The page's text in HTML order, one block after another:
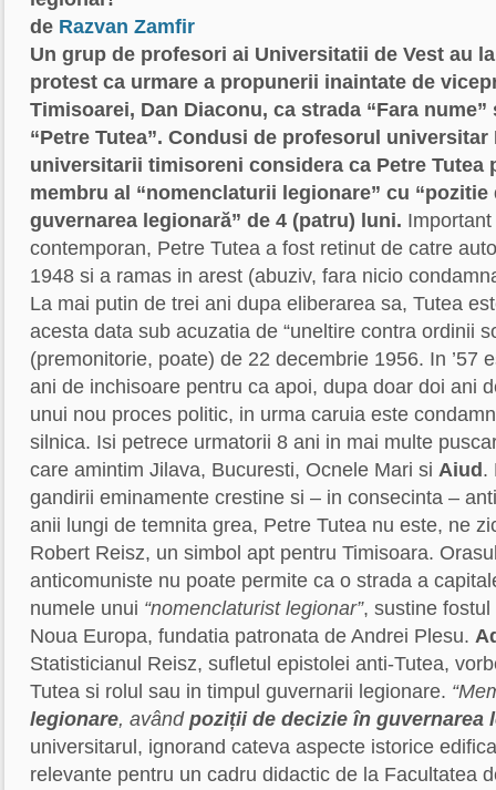
de Razvan Zamfir
Un grup de profesori ai Universitatii de Vest au
protest ca urmare a propunerii inaintate de
Timisoarei, Dan Diaconu, ca strada “Fara
“Petre Tutea”. Condusi de profesorul universitar
universitarii timisoreni considera ca Petre Tutea
membru al “nomenclaturii legionare” cu “pozitie
guvernarea legionară” de 4 (patru) luni.
contemporan, Petre Tutea a fost retinut de catre
1948 si a ramas in arest (abuziv, fara nicio
La mai putin de trei ani dupa eliberarea sa, Tutea
acesta data sub acuzatia de “uneltire contra ordinii
(premonitorie, poate) de 22 decembrie 1956. In ’57
ani de inchisoare pentru ca apoi, dupa doar doi ani
unui nou proces politic, in urma caruia este
silnica. Isi petrece urmatorii 8 ani in mai multe
care amintim Jilava, Bucuresti, Ocnele Mari si Aiud .
gandirii eminamente crestine si – in consecinta –
anii lungi de temnita grea, Petre Tutea nu este, ne
Robert Reisz, un simbol apt pentru Timisoara.
anticomuniste nu poate permite ca o strada a
numele unui “nomenclaturist legionar”, sustine
Noua Europa, fundatia patronata de Andrei Plesu.
Statisticianul Reisz, sufletul epistolei anti-Tutea,
Tutea si rolul sau in timpul guvernarii legionare.
legionare, având poziții de decizie în guvernarea
universitarul, ignorand cateva aspecte istorice
relevante pentru un cadru didactic de la Facultatea